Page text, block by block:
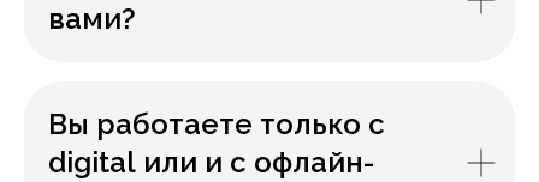
вами?
Вы работаете только с
digital или и с офлайн-